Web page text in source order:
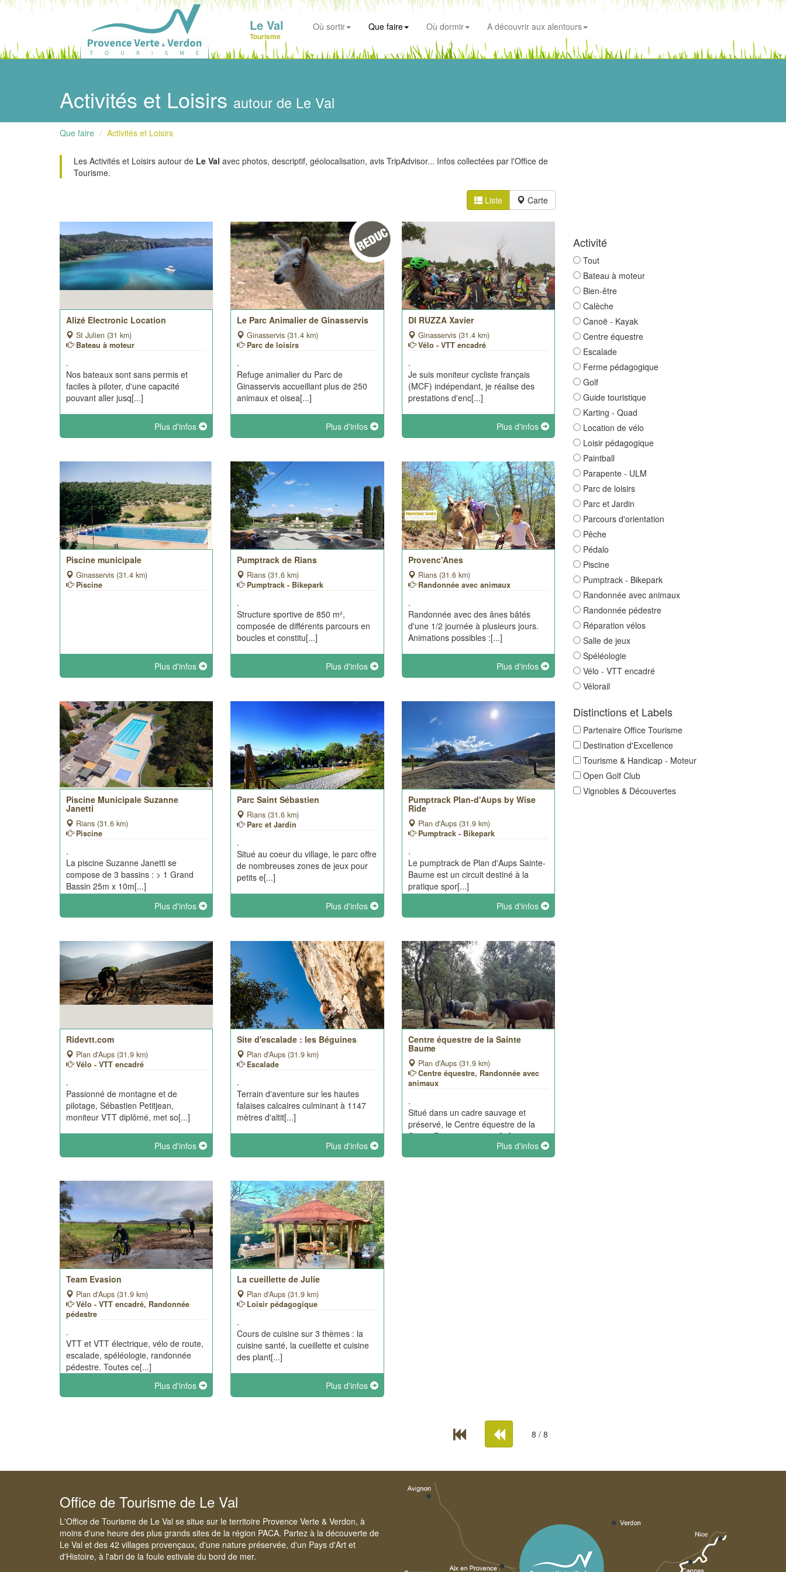
Le Val
Tourisme
Où sortir Que faire Où dormir A découvrir aux alentours
Activités et Loisirs autour de Le Val
Que faire Activités et Loisirs
Les Activités et Loisirs autour de Le Val avec photos, descriptif, géolocalisation, avis TripAdvisor... Infos collectées par l'Office de
Tourisme.
Liste Carte
Alizé Electronic Location
St Julien (31 km)
Bateau à moteur
.
Nos bateaux sont sans permis et
faciles à piloter, d'une capacité
pouvant aller jusq[...]
Plus d'infos
Le Parc Animalier de Ginasservis
Ginasservis (31.4 km)
Parc de loisirs
.
Refuge animalier du Parc de
Ginasservis accueillant plus de 250
animaux et oisea[...]
Plus d'infos
DI RUZZA Xavier
Ginasservis (31.4 km)
Vélo - VTT encadré
.
Je suis moniteur cycliste français
(MCF) indépendant, je réalise des
prestations d'enc[...]
Plus d'infos
Piscine municipale
Ginasservis (31.4 km)
Piscine
Plus d'infos
Pumptrack de Rians
Rians (31.6 km)
Pumptrack - Bikepark
.
Structure sportive de 850 m²,
composée de différents parcours en
boucles et constitu[...]
Plus d'infos
Provenc'Anes
Rians (31.6 km)
Randonnée avec animaux
.
Randonnée avec des ânes bâtés
d'une 1/2 journée à plusieurs jours.
Animations possibles :[...]
Plus d'infos
Piscine Municipale Suzanne
Janetti
Rians (31.6 km)
Piscine
.
La piscine Suzanne Janetti se
compose de 3 bassins : > 1 Grand
Bassin 25m x 10m[...]
Plus d'infos
Parc Saint Sébastien
Rians (31.6 km)
Parc et Jardin
.
Situé au coeur du village, le parc offre
de nombreuses zones de jeux pour
petits e[...]
Plus d'infos
Pumptrack Plan-d'Aups by Wise
Ride
Plan d'Aups (31.9 km)
Pumptrack - Bikepark
.
Le pumptrack de Plan d'Aups Sainte-
Baume est un circuit destiné à la
pratique spor[...]
Plus d'infos
Ridevtt.com
Plan d'Aups (31.9 km)
Vélo - VTT encadré
.
Passionné de montagne et de
pilotage, Sébastien Petitjean,
moniteur VTT diplômé, met so[...]
Plus d'infos
Site d'escalade : les Béguines
Plan d'Aups (31.9 km)
Escalade
.
Terrain d'aventure sur les hautes
falaises calcaires culminant à 1147
mètres d'altit[...]
Plus d'infos
Centre équestre de la Sainte
Baume
Plan d'Aups (31.9 km)
Centre équestre, Randonnée avec
animaux
.
Situé dans un cadre sauvage et
préservé, le Centre équestre de la
Sainte Baume vous prop[...]
Plus d'infos
Team Evasion
Plan d'Aups (31.9 km)
Vélo - VTT encadré, Randonnée
pédestre
.
VTT et VTT électrique, vélo de route,
escalade, spéléologie, randonnée
pédestre. Toutes ce[...]
Plus d'infos
La cueillette de Julie
Plan d'Aups (31.9 km)
Loisir pédagogique
.
Cours de cuisine sur 3 thèmes : la
cuisine santé, la cueillette et cuisine
des plant[...]
Plus d'infos
8 / 8
Activité
Tout
Bateau à moteur
Bien-être
Calèche
Canoë - Kayak
Centre équestre
Escalade
Ferme pédagogique
Golf
Guide touristique
Karting - Quad
Location de vélo
Loisir pédagogique
Paintball
Parapente - ULM
Parc de loisirs
Parc et Jardin
Parcours d'orientation
Pêche
Pédalo
Piscine
Pumptrack - Bikepark
Randonnée avec animaux
Randonnée pédestre
Réparation vélos
Salle de jeux
Spéléologie
Vélo - VTT encadré
Vélorail
Distinctions et Labels
Partenaire Office Tourisme
Destination d'Excellence
Tourisme & Handicap - Moteur
Open Golf Club
Vignobles & Découvertes
Office de Tourisme de Le Val
L'Office de Tourisme de Le Val se situe sur le territoire Provence Verte & Verdon, à
moins d'une heure des plus grands sites de la région PACA. Partez à la découverte de
Le Val et des 42 villages provençaux, d'une nature préservée, d'un Pays d'Art et
d'Histoire, à l'abri de la foule estivale du bord de mer.